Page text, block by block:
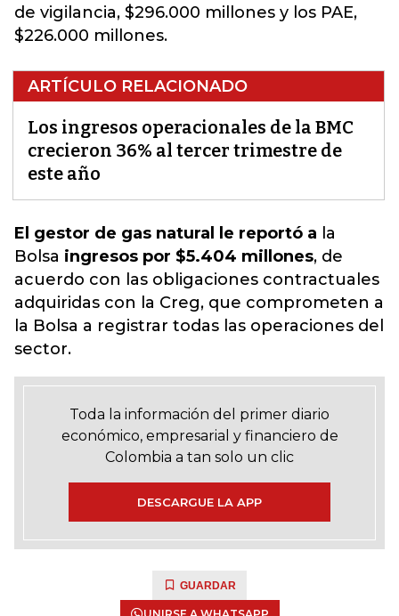
de vigilancia, $296.000 millones y los PAE,
$226.000 millones.
ARTÍCULO RELACIONADO
Los ingresos operacionales de la BMC
crecieron 36% al tercer trimestre de
este año
El gestor de gas natural le reportó a la
Bolsa ingresos por $5.404 millones, de
acuerdo con las obligaciones contractuales
adquiridas con la Creg, que comprometen a
la Bolsa a registrar todas las operaciones del
sector.
Toda la información del primer diario
económico, empresarial y financiero de
Colombia a tan solo un clic
DESCARGUE LA APP
GUARDAR